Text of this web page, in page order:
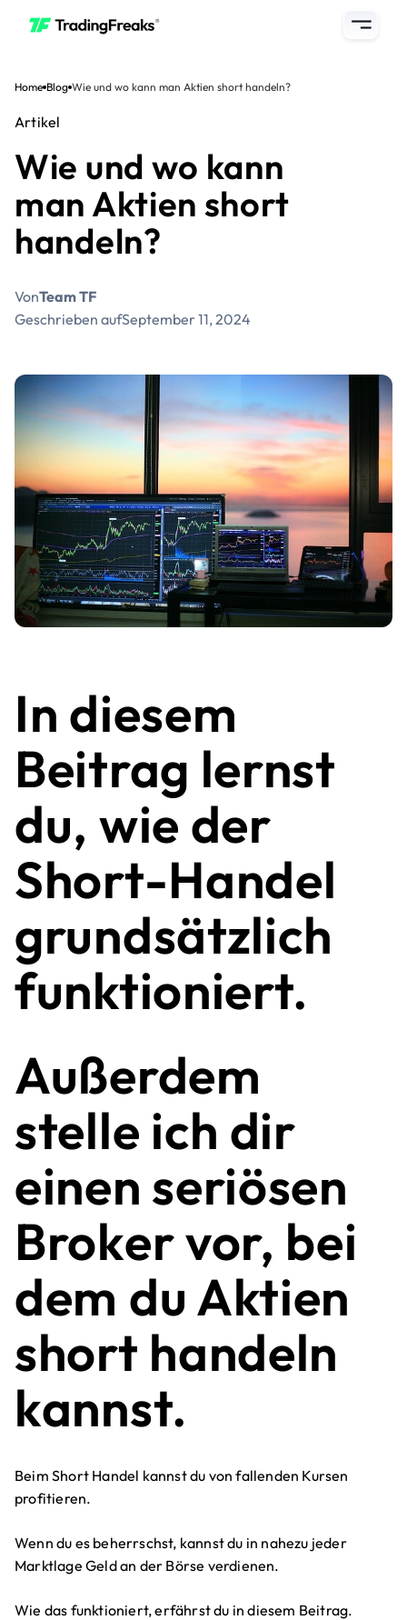
Home Blog Wie und wo kann man Aktien short handeln?
Artikel
Wie und wo kann
man Aktien short
handeln?
VonTeam TF
Geschrieben aufSeptember 11, 2024
In diesem
Beitrag lernst
du, wie der
Short-Handel
grundsätzlich
funktioniert.
Außerdem
stelle ich dir
einen seriösen
Broker vor, bei
dem du Aktien
short handeln
kannst.
Beim Short Handel kannst du von fallenden Kursen
profitieren.
Wenn du es beherrschst, kannst du in nahezu jeder
Marktlage Geld an der Börse verdienen.
Wie das funktioniert, erfährst du in diesem Beitrag.